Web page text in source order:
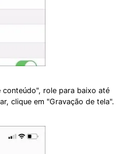
role para baixo até
clique em "Gravação de tela".